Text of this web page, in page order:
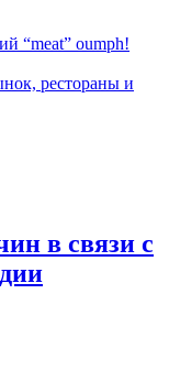
“meat” oumph!
рестораны и
в связи с